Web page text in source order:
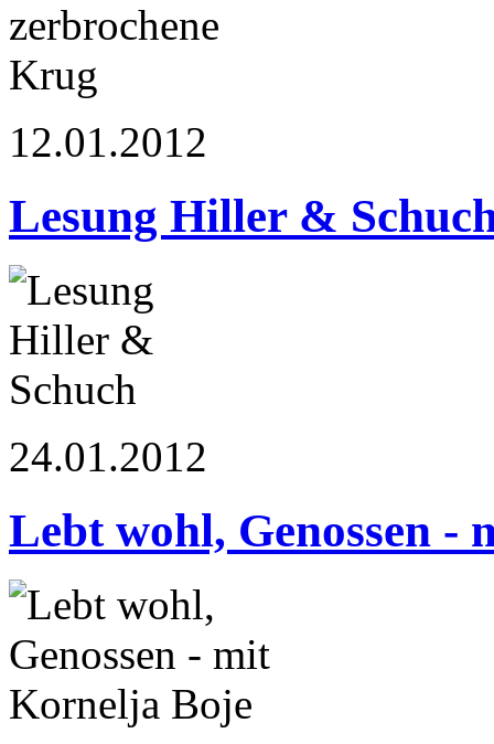
12.01.2012
Lesung Hiller &
24.01.2012
Lebt wohl, Genossen -